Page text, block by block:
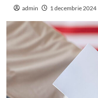
admin 1 decembrie 2024